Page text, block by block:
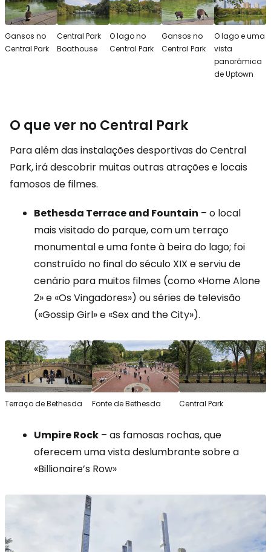
Gansos no
Central Park
Central Park
Boathouse
O lago no
Central Park
Gansos no
Central Park
O lago e uma
vista
panorâmica
de Uptown
O que ver no Central Park
Para além das instalações desportivas do Central
Park, irá descobrir muitas outras atrações e locais
famosos de filmes.
Bethesda Terrace and Fountain – o local
mais visitado do parque, com um terraço
monumental e uma fonte à beira do lago; foi
construído no final do século XIX e serviu de
cenário para muitos filmes (como «Home Alone
2» e «Os Vingadores») ou séries de televisão
(«Gossip Girl» e «Sex and the City»).
Terraço de Bethesda Fonte de Bethesda Central Park
Umpire Rock – as famosas rochas, que
oferecem uma vista deslumbrante sobre a
«Billionaire’s Row»